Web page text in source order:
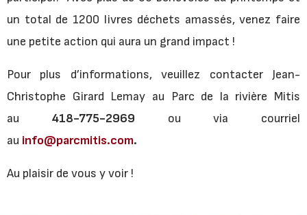
un total de 1200 livres déchets amassés, venez faire
une petite action qui aura un grand impact !
Pour plus d’informations, veuillez contacter Jean-
Christophe Girard Lemay au Parc de la rivière Mitis
au 418-775-2969 ou via courriel
au info@parcmitis.com.
Au plaisir de vous y voir !